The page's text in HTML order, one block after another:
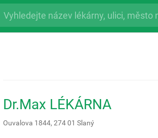
Dr.Max LÉKÁRNA
Ouvalova 1844, 274 01 Slaný